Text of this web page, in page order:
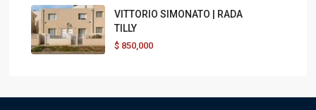
VITTORIO SIMONATO | RADA
TILLY
$ 850,000